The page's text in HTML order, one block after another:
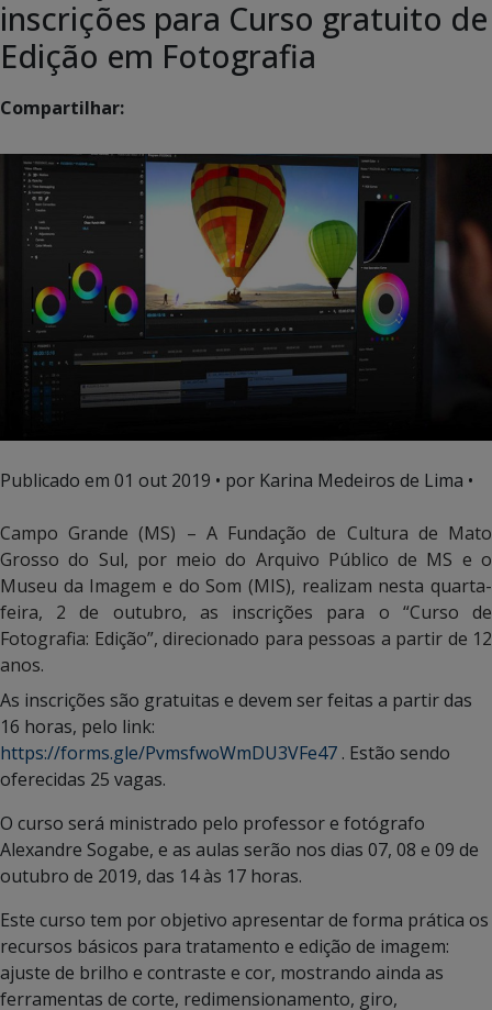
inscrições para Curso gratuito de
Edição em Fotografia
Compartilhar:
Publicado em 01 out 2019 • por Karina Medeiros de Lima •
Campo Grande (MS) – A Fundação de Cultura de Mato
Grosso do Sul, por meio do Arquivo Público de MS e o
Museu da Imagem e do Som (MIS), realizam nesta quarta-
feira, 2 de outubro, as inscrições para o “Curso de
Fotografia: Edição”, direcionado para pessoas a partir de 12
anos.
As inscrições são gratuitas e devem ser feitas a partir das
16 horas, pelo link:
https://forms.gle/PvmsfwoWmDU3VFe47 . Estão sendo
oferecidas 25 vagas.
O curso será ministrado pelo professor e fotógrafo
Alexandre Sogabe, e as aulas serão nos dias 07, 08 e 09 de
outubro de 2019, das 14 às 17 horas.
Este curso tem por objetivo apresentar de forma prática os
recursos básicos para tratamento e edição de imagem:
ajuste de brilho e contraste e cor, mostrando ainda as
ferramentas de corte, redimensionamento, giro,